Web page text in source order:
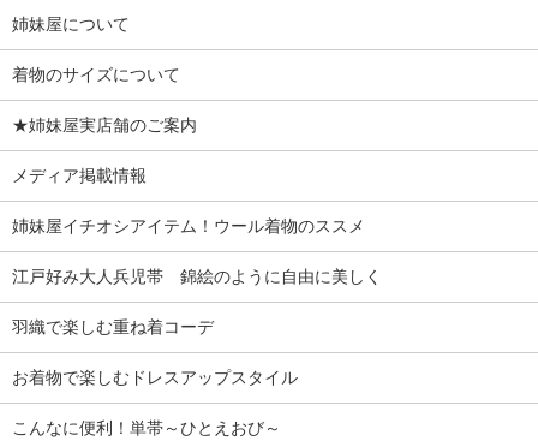
姉妹屋について
着物のサイズについて
★姉妹屋実店舗のご案内
メディア掲載情報
姉妹屋イチオシアイテム！ウール着物のススメ
江戸好み大人兵児帯 錦絵のように自由に美しく
羽織で楽しむ重ね着コーデ
お着物で楽しむドレスアップスタイル
こんなに便利！単帯～ひとえおび～